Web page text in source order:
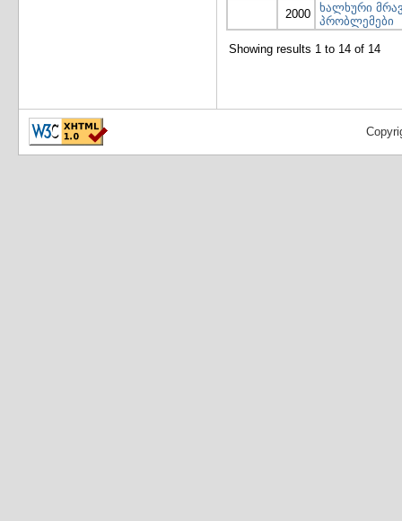
2000
ხალხური
პრობლემები
Showing results 1 to 14 of 14